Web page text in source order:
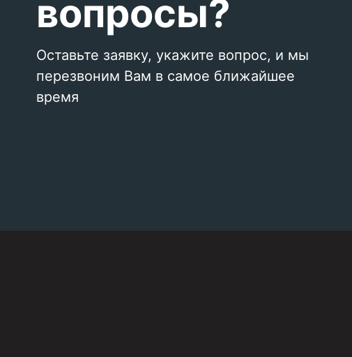
вопросы?
Оставьте заявку, укажите вопрос, и мы
перезвоним Вам в самое ближайшее
время